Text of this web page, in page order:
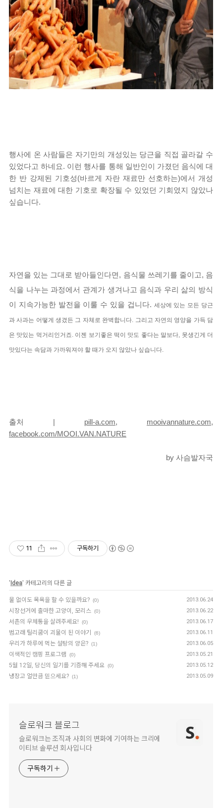
행사에 온 사람들은 자기만의 개성있는 당근을 직접 골라갈 수
있었다고 하네요. 이런 행사를 통해 일반인이 가졌던 음식에 대
한 반 강제된 기호성(바르게 자란 재료만 선호하는)에서 개성
넘치는 재료에 대한 기호로 확장될 수 있었던 기회였지 않았나
싶습니다.
자연을 있는 그대로 받아들인다면, 음식물 쓰레기를 줄이고, 음
식을 나누는 과정에서 관계가 생겨나고 음식과 우리 삶의 방식
이 지속가능한 발전을 이룰 수 있을 겁니다. 세상에 있는 모든 당근
과 사과는 어떻게 생겼든 그 자체로 완벽합니다. 그리고 자연의 영양을 가득 담
은 맛있는 먹거리인거죠. 이젠 보기좋은 떡이 맛도 좋다는 말보다, 못생긴게 더
맛있다는 속담과 가까워져야 할 때가 오지 않았나 싶습니다.
출처 | pill-a.com, mooivannature.com,
facebook.com/MOOI.VAN.NATURE
by 사슴발자국
11 구독하기
' Idea' 카테고리의 다른 글
물 없이도 목욕을 할 수 있을까요? (0) 2013.06.24
시장선거에 출마한 고양이, 모리스 (0) 2013.06.22
서촌의 우체통을 살려주세요! (0) 2013.06.17
범고래 틸리쿰이 괴물이 된 이야기 (6) 2013.06.11
우리가 하루에 먹는 설탕의 양은? (1) 2013.06.05
이색적인 캠핑 프로그램 (0) 2013.05.21
5월 12일, 당신의 일기를 기증해 주세요 (0) 2013.05.12
냉장고 얼만큼 믿으세요? (1) 2013.05.09
슬로워크 블로그
슬로워크는 조직과 사회의 변화에 기여하는 크리에
이티브 솔루션 회사입니다
구독하기